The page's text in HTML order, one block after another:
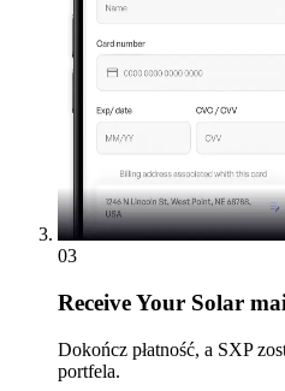
03
ReceiveYour Solar
Dokończ płatność, a SXP
portfela.